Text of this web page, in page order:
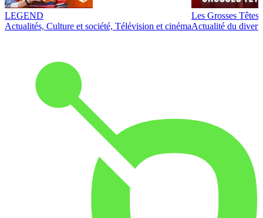
LEGEND
Actualités, Culture et société, Télévision et cinéma
Les Grosses Têtes
Actualité du